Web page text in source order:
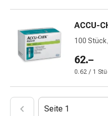
Menstruation
Wechseljahre
ACCU-
100
62.–
0.62 / 1
Seite 1